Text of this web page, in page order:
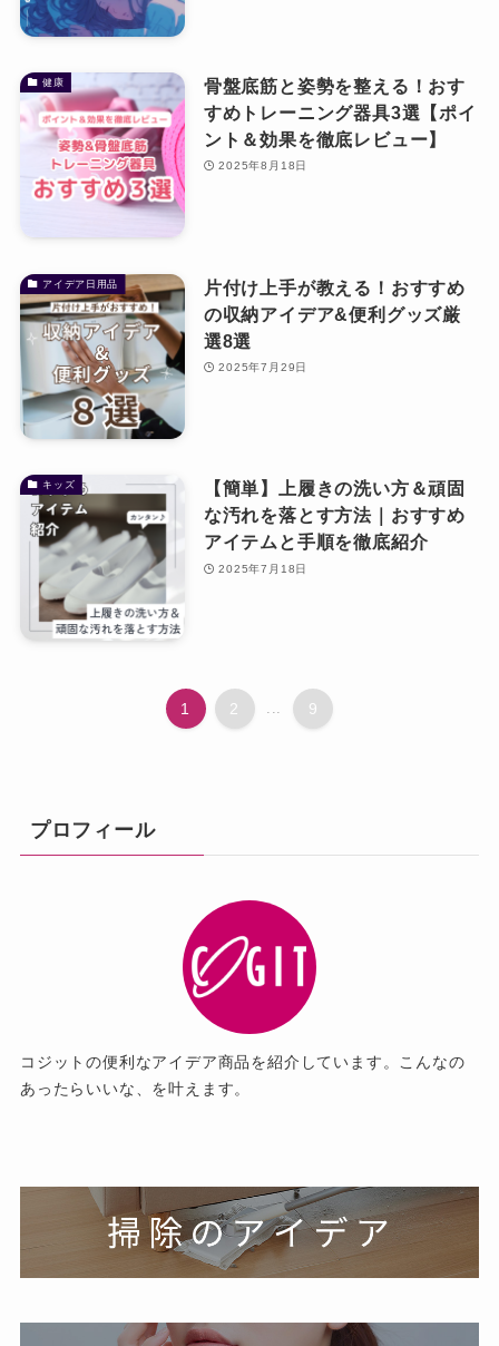
健康
骨盤底筋と姿勢を整える！おす
すめトレーニング器具3選【ポイ
ント＆効果を徹底レビュー】
2025年8月18日
アイデア日用品
片付け上手が教える！おすすめ
の収納アイデア&便利グッズ厳
選8選
2025年7月29日
キッズ
【簡単】上履きの洗い方＆頑固
な汚れを落とす方法｜おすすめ
アイテムと手順を徹底紹介
2025年7月18日
1 2 9
プロフィール
コジットの便利なアイデア商品を紹介しています。こんなの
あったらいいな、を叶えます。